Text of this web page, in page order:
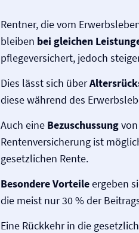
Rentner, die vom
bleiben bei gleichen
pflegeversichert, jedoch
Dies lässt sich über
diese während des
Auch eine Bezuschussung
Renten­versicherung ist
gesetzlichen Rente.
Besondere Vorteileergeben
die meist nur 30 % der
Eine Rückkehr in die